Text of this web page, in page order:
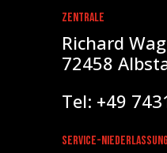
Zentrale
Richard
72458
Tel: +49
Service-Niederlassung